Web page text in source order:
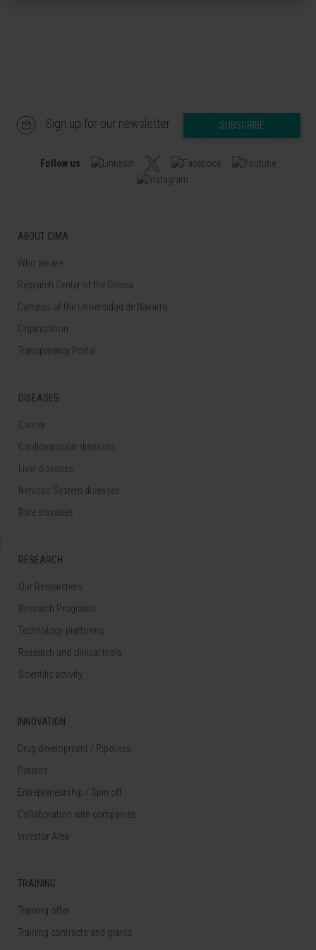
Sign up for our newsletter SUBSCRIBE
Follow us
ABOUT CIMA
Who we are
Research Center of the Clinica
Campus of the Universidad de Navarra
Organization
Transparency Portal
DISEASES
Cancer
Cardiovascular diseases
Liver diseases
Nervous System diseases
Rare diseases
RESEARCH
Our Researchers
Research Programs
Technology platforms
Research and clinical trials
Scientific activity
INNOVATION
Drug development / Pipelines
Patents
Entrepreneurship / Spin off
Collaboration with companies
Investor Area
TRAINING
Training offer
Training contracts and grants